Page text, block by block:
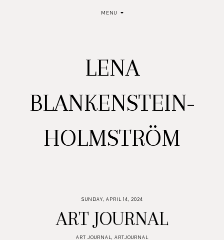
MENU
LENA
BLANKENSTEIN-
HOLMSTRÖM
SUNDAY, APRIL 14, 2024
ART JOURNAL
ART JOURNAL, ARTJOURNAL